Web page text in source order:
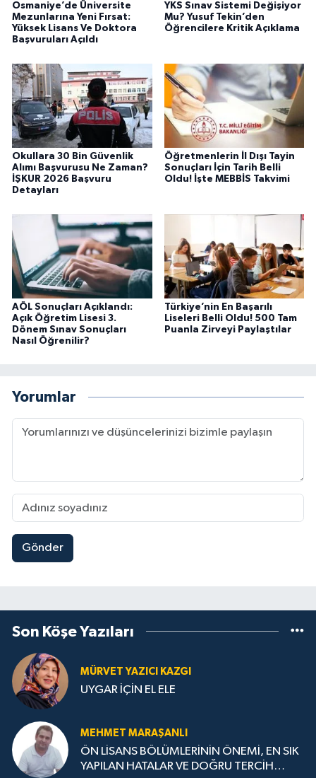
Osmaniye’de Üniversite
Mezunlarına Yeni Fırsat:
Yüksek Lisans Ve Doktora
Başvuruları Açıldı
YKS Sınav Sistemi Değişiyor
Mu? Yusuf Tekin’den
Öğrencilere Kritik Açıklama
Okullara 30 Bin Güvenlik
Alımı Başvurusu Ne Zaman?
İŞKUR 2026 Başvuru
Detayları
Öğretmenlerin İl Dışı Tayin
Sonuçları İçin Tarih Belli
Oldu! İşte MEBBİS Takvimi
AÖL Sonuçları Açıklandı:
Açık Öğretim Lisesi 3.
Dönem Sınav Sonuçları
Nasıl Öğrenilir?
Türkiye’nin En Başarılı
Liseleri Belli Oldu! 500 Tam
Puanla Zirveyi Paylaştılar
Yorumlar
Gönder
Son Köşe Yazıları
MÜRVET YAZICI KAZGI
UYGAR İÇİN EL ELE
MEHMET MARAŞANLI
ÖN LİSANS BÖLÜMLERİNİN ÖNEMİ, EN SIK
YAPILAN HATALAR VE DOĞRU TERCİH